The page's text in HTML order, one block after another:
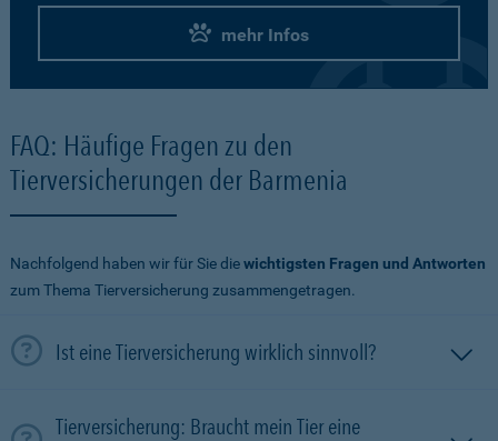
mehr Infos
FAQ: Häufige Fragen zu den
Tierversicherungen der Barmenia
Nachfolgend haben wir für Sie diewichtigsten Fragen und Antworten
zum Thema Tierversicherung zusammengetragen.
Ist eine Tierversicherung wirklich sinnvoll?
Tierversicherung: Braucht mein Tier eine